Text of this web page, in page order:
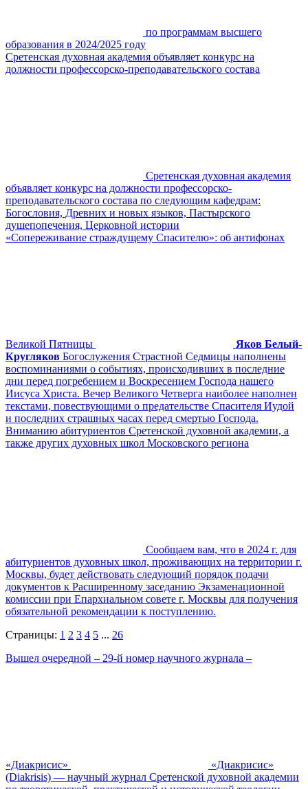
по программам высшего
образования в 2024/2025 году
Сретенская духовная академия объявляет конкурс на
должности профессорско-преподавательского состава
Сретенская духовная академия
объявляет конкурс на должности профессорско-
преподавательского состава по следующим кафедрам:
Богословия, Древних и новых языков, Пастырского
душепопечения, Церковной истории
«Сопереживание страждущему Спасителю»: об антифонах
Великой Пятницы
Яков Белый-
Кругляков Богослужения Страстной Седмицы наполнены
воспоминаниями о событиях, происходивших в последние
дни перед погребением и Воскресением Господа нашего
Иисуса Христа. Вечер Великого Четверга наиболее наполнен
текстами, повествующими о предательстве Спасителя Иудой
и последних страшных часах перед смертью Господа.
Вниманию абитуриентов Сретенской духовной академии, а
также других духовных школ Московского региона
Сообщаем вам, что в 2024 г. для
абитуриентов духовных школ, проживающих на территории г.
Москвы, будет действовать следующий порядок подачи
документов к Расширенному заседанию Экзаменационной
комиссии при Епархиальном совете г. Москвы для получения
обязательной рекомендации к поступлению.
Страницы: 1 2 3 4 5 ... 26
Вышел очередной – 29-й номер научного журнала –
«Диакрисис»
«Диакрисис»
(Diakrisis) — научный журнал Сретенской духовной академии